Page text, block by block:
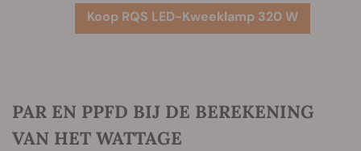
Koop RQS LED-Kweeklamp 320 W
PAR EN PPFD BIJ DE BEREKENING
VAN HET WATTAGE